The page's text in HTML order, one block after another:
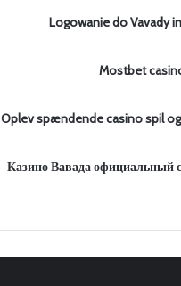
Logowanie do Vavady
Mostbet
Oplev spændende casino spil
Казино Вавада официальный